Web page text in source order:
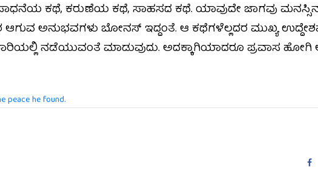
ಕಥೆ, ಕರುಣೆಯ ಕಥೆ, ಸಾಹಸದ ಕಥೆ. ಯಾವುದೇ ಜಾಗವು
ಅನುಭವಗಳು ಬೋನಸ್‌ ಇದ್ದಂತೆ. ಆ ಕಥೆಗಳೆಲ್ಲದರ ಮುಖ್ಯ
ನಡೆಯುವಂತೆ ಮಾಡುವುದು. ಅದಕ್ಕಾಗಿಯಾದರೂ ಪ್ರವಾಸ ಹೋಗಿ
peace he found.